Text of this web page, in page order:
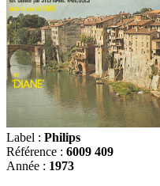
Label : Philips
Référence : 6009 409
Année : 1973